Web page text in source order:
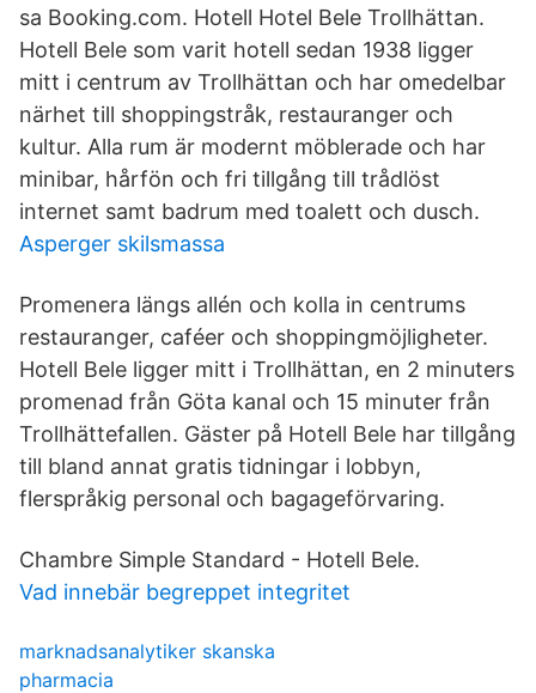
sa Booking.com. Hotell Hotel Bele Trollhättan.
Hotell Bele som varit hotell sedan 1938 ligger
mitt i centrum av Trollhättan och har omedelbar
närhet till shoppingstråk, restauranger och
kultur. Alla rum är modernt möblerade och har
minibar, hårfön och fri tillgång till trådlöst
internet samt badrum med toalett och dusch.
Asperger skilsmassa
Promenera längs allén och kolla in centrums
restauranger, caféer och shoppingmöjligheter.
Hotell Bele ligger mitt i Trollhättan, en 2 minuters
promenad från Göta kanal och 15 minuter från
Trollhättefallen. Gäster på Hotell Bele har tillgång
till bland annat gratis tidningar i lobbyn,
flerspråkig personal och bagageförvaring.
Chambre Simple Standard - Hotell Bele.
Vad innebär begreppet integritet
marknadsanalytiker skanska
pharmacia